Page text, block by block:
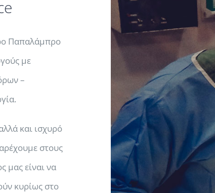
Παπαλάμπρο
με
–
και ισχυρό
στους
μας είναι να
κυρίως στο